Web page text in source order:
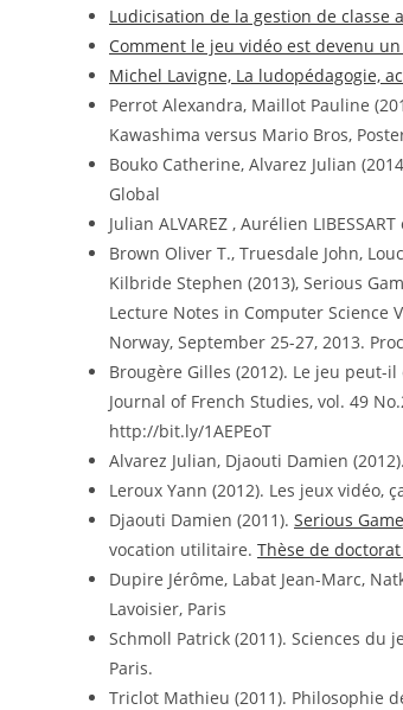
Ludicisation de la gestion de classe
Comment le jeu vidéo est devenu
Michel Lavigne, La ludopédagogie,
Perrot Alexandra, Maillot Pauline
Kawashima versus Mario Bros,
Bouko Catherine, Alvarez Julian
Global
Julian ALVAREZ , Aurélien
Brown Oliver T., Truesdale John,
Kilbride Stephen (2013), Serious
Lecture Notes in Computer Science
Norway, September 25-27, 2013.
Brougère Gilles (2012). Le jeu peut-
Journal of French Studies, vol. 49
http://bit.ly/1AEPEoT
Alvarez Julian, Djaouti Damien
Leroux Yann (2012). Les jeux vidéo,
Djaouti Damien (2011). Serious
vocation utilitaire. Thèse de
Dupire Jérôme, Labat Jean-Marc,
Lavoisier, Paris
Schmoll Patrick (2011). Sciences du
Paris.
Triclot Mathieu (2011). Philosophie